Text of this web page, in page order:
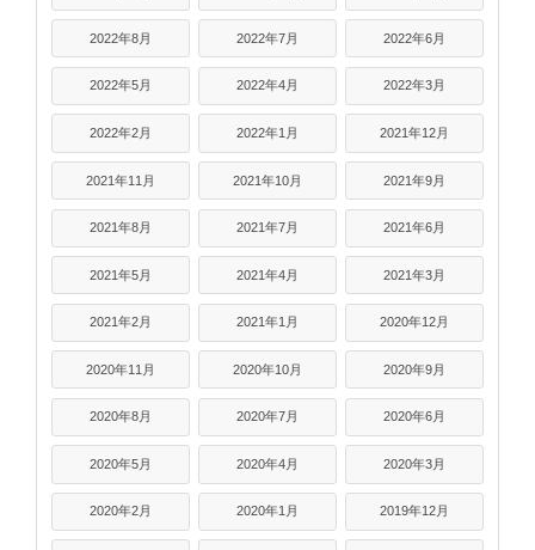
2022年8月 2022年7月 2022年6月
2022年5月 2022年4月 2022年3月
2022年2月 2022年1月 2021年12月
2021年11月 2021年10月 2021年9月
2021年8月 2021年7月 2021年6月
2021年5月 2021年4月 2021年3月
2021年2月 2021年1月 2020年12月
2020年11月 2020年10月 2020年9月
2020年8月 2020年7月 2020年6月
2020年5月 2020年4月 2020年3月
2020年2月 2020年1月 2019年12月